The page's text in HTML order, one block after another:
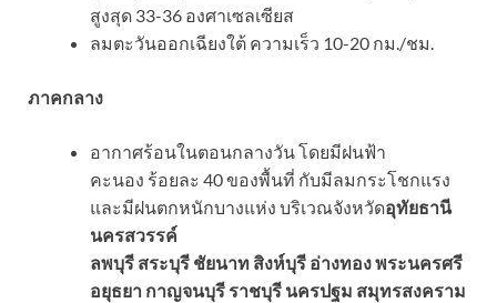
สูงสุด 33-36 องศาเซลเซียส
ลมตะวันออกเฉียงใต้ ความเร็ว 10-20 กม./ชม.
ภาคกลาง
อากาศร้อนในตอนกลางวัน โดยมีฝนฟ้า
คะนอง ร้อยละ 40 ของพื้นที่ กับมีลมกระโชกแรง
และมีฝนตกหนักบางแห่ง บริเวณจังหวัดอุทัยธานี
นครสวรรค์
ลพบุรี สระบุรี ชัยนาท สิงห์บุรี อ่างทอง พระนครศรี
อยุธยา กาญจนบุรี ราชบุรี นครปฐม สมุทรสงคราม